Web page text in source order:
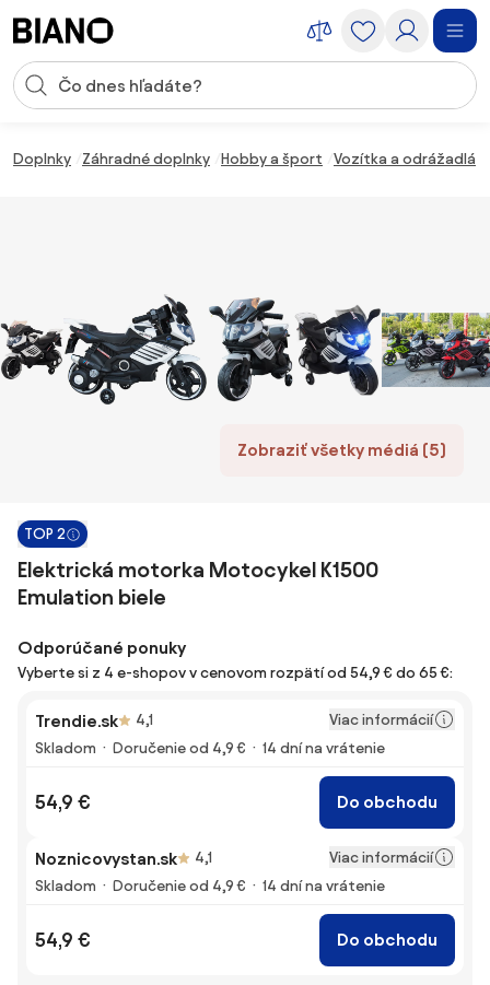
Vstup pre vyhľadávanie
Doplnky Záhradné doplnky Hobby a šport Vozítka a odrážadlá
Zobraziť všetky médiá (5)
TOP 2
Elektrická motorka Motocykel K1500
Emulation biele
Odporúčané ponuky
Vyberte si z 4 e-shopov v cenovom rozpätí od 54,9 € do 65 €:
Trendie.sk 4,1
Viac informácií
Skladom
Doručenie od 4,9 € 14 dní na vrátenie
54,9 € Do obchodu
Noznicovystan.sk 4,1
Viac informácií
Skladom
Doručenie od 4,9 € 14 dní na vrátenie
54,9 € Do obchodu